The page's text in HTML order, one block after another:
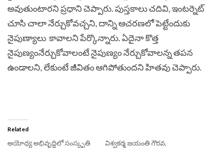
అవుతుంటారని ప్రధాని చెప్పారు. పుస్తకాలు చదివి, ఇంటర్నెట్‌
చూసి చాలా నేర్చుకోవచ్చని, దాన్ని ఆచరణలో పెట్టేందుకు
నైపుణ్యాలు కావాలని పేర్కొన్నారు.ఏదైనా కొత్త
నైపుణ్యంనేర్చుకోవాలంటే నైపుణ్యం నేర్చుకోవాలన్న తపన
ఉండాలని, లేకుంటే జీవితం ఆగిపోతుందని హితవు చెప్పారు.
Related
అయోధ్య అభివృద్ధిలో సంస్కృతి
విశ్వకర్మ జయంతి గౌరవ,